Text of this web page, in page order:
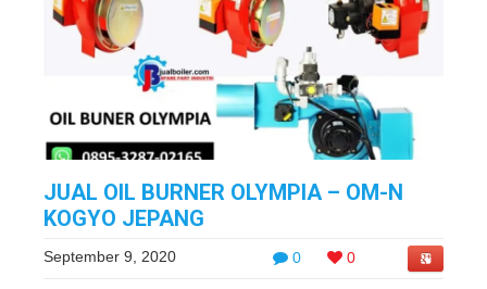
JUAL OIL BURNER OLYMPIA – OM-N
KOGYO JEPANG
0 0
September 9, 2020